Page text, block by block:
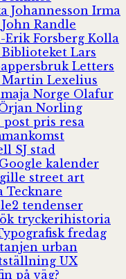
Johannesson Irma
John Randle
Erik Forsberg Kolla
Lars
Letters
Martin Lexelius
Norge Olafur
Norling
post pris resa
SJ stad
kalender
street art
Tecknare
tendenser
tryckerihistoria
fredag
urban
UX
på väg?